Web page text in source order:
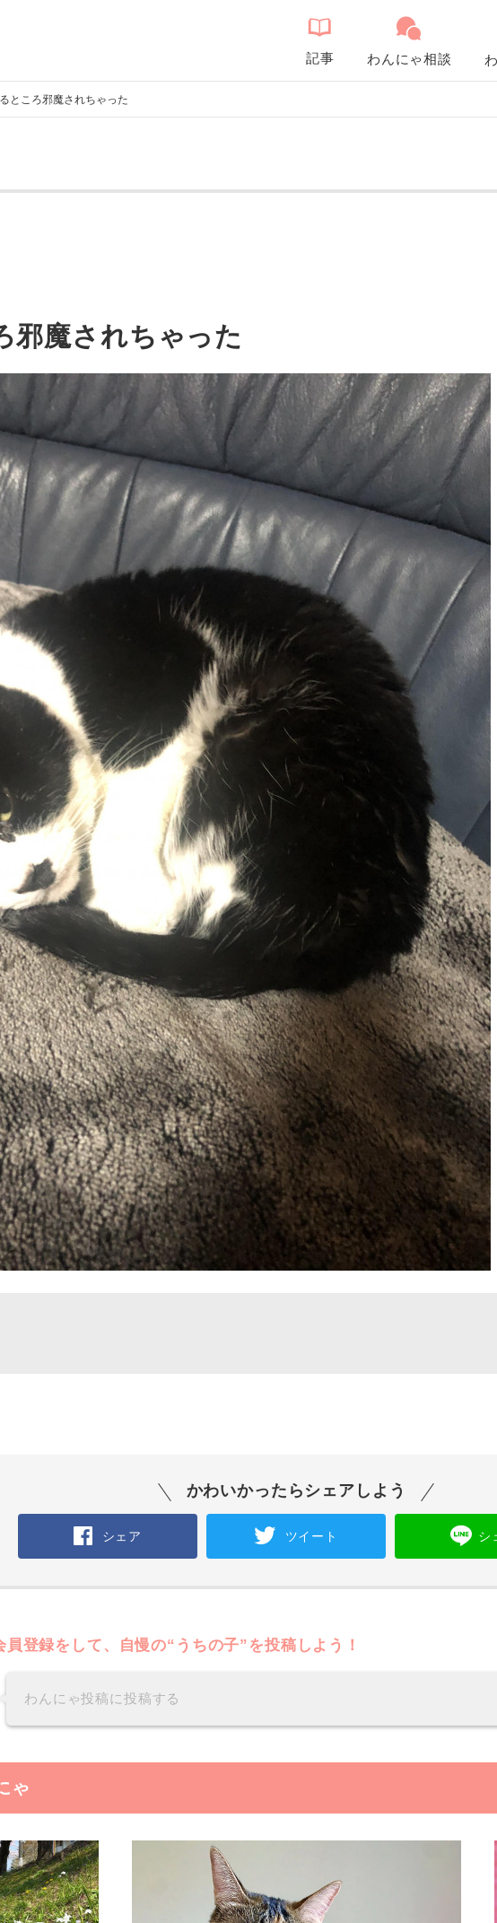
記事 わんにゃ相談
ところ邪魔されちゃった
邪魔されちゃった
かわいかったらシェアしよう
シェア ツイート シ
員登録をして、自慢の“うちの子”を投稿しよう！
わんにゃ投稿に投稿する
ゃ